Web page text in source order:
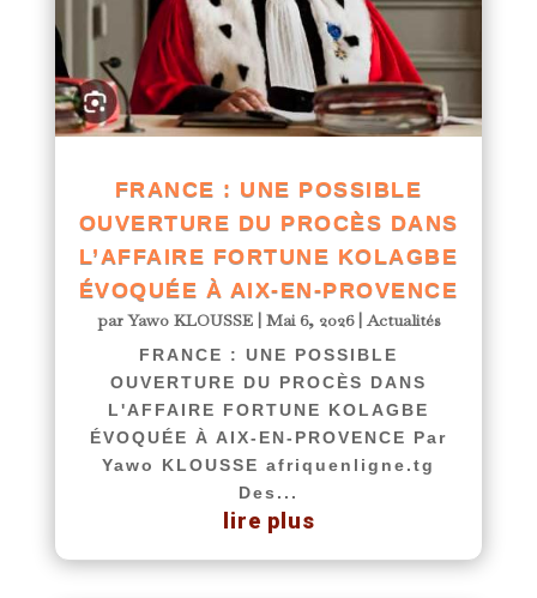
FRANCE : UNE POSSIBLE
OUVERTURE DU PROCÈS DANS
L’AFFAIRE FORTUNE KOLAGBE
ÉVOQUÉE À AIX-EN-PROVENCE
parYawo KLOUSSE| Mai 6, 2026|Actualités
FRANCE : UNE POSSIBLE
OUVERTURE DU PROCÈS DANS
L'AFFAIRE FORTUNE KOLAGBE
ÉVOQUÉE À AIX-EN-PROVENCE Par
Yawo KLOUSSE afriquenligne.tg
Des...
lire plus